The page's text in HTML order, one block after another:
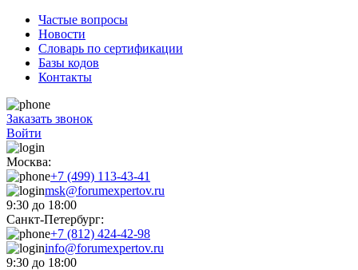
Частые вопросы
Новости
Словарь по сертификации
Базы кодов
Контакты
Заказать звонок
Войти
Москва:
+7 (499) 113-43-41
msk@forumexpertov.ru
9:30 до 18:00
Санкт-Петербург:
+7 (812) 424-42-98
info@forumexpertov.ru
9:30 до 18:00